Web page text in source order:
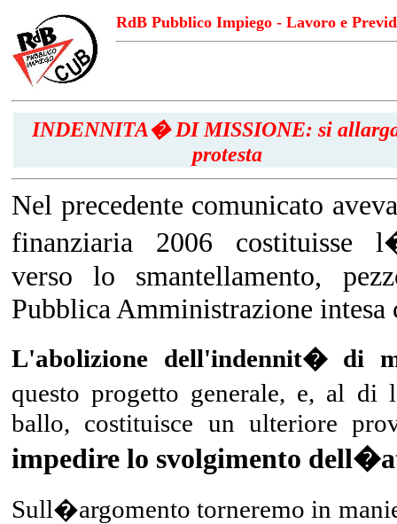
RdB Pubblico Impiego - Lavoro e
INDENNITA� DI MISSIONE: si
protesta
Nel precedente comunicato
finanziaria 2006 costituisse
verso lo smantellamento,
Pubblica Amministrazione intesa
L'abolizione dell'indennit� di
questo progetto generale, e, al
ballo, costituisce un ulteriore
impedire lo svolgimento
Sull�argomento torneremo in